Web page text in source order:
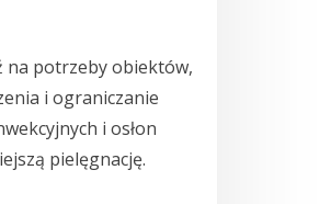
na potrzeby obiektów,
i ograniczanie
i osłon
pielęgnację.